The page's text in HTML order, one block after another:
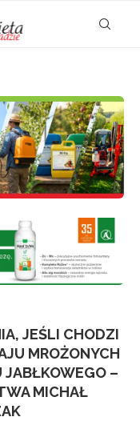
JEŚLI CHODZI
MROŻONYCH
JABŁKOWEGO –
MICHAŁ